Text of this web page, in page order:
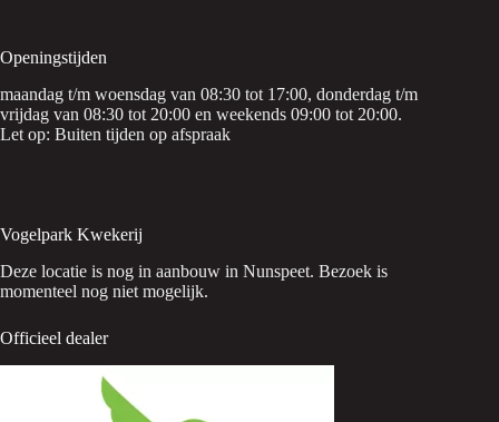
Openingstijden
maandag t/m woensdag van 08:30 tot 17:00, donderdag t/m
vrijdag van 08:30 tot 20:00 en weekends 09:00 tot 20:00.
Let op: Buiten tijden op afspraak
Vogelpark Kwekerij
Deze locatie is nog in aanbouw in Nunspeet. Bezoek is
momenteel nog niet mogelijk.
Officieel dealer